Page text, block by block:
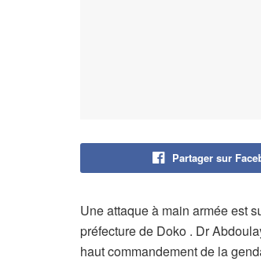
Partager sur
Une attaque à main armée est
préfecture de Doko . Dr
haut commandement de la